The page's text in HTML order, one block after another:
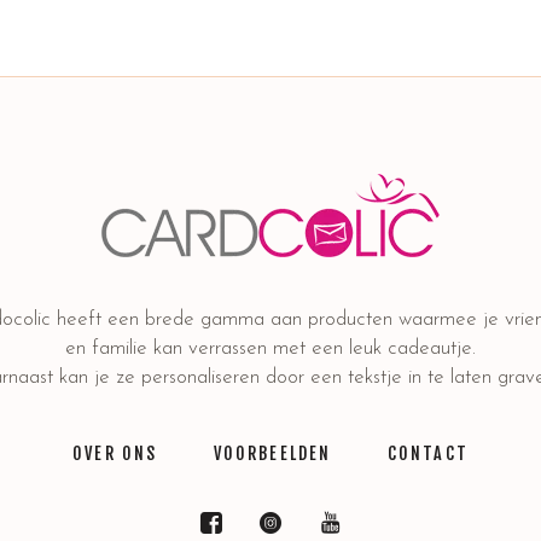
heeft een brede gamma aan producten waarmee je
en familie kan verrassen met een leuk cadeautje.
kan je ze personaliseren door een tekstje in te laten
OVER ONS VOORBEELDEN CONTACT